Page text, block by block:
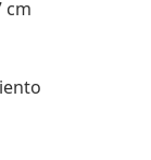
cm